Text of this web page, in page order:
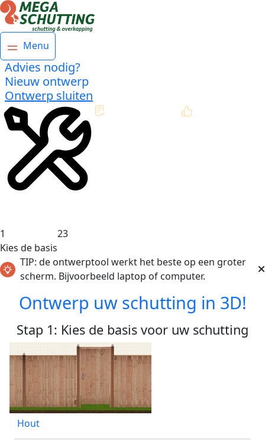
Menu
Advies nodig?
Nieuw ontwerp
Ontwerp sluiten
1
Kies de basis
23
TIP: de ontwerptool werkt het beste op een groter
scherm. Bijvoorbeeld laptop of computer.
Ontwerp uw schutting in 3D!
Stap 1: Kies de basis voor uw schutting
Hout